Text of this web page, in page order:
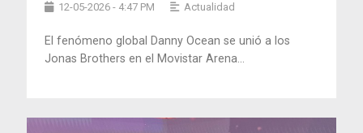
12-05-2026 - 4:47 PM Actualidad
El fenómeno global Danny Ocean se unió a los
Jonas Brothers en el Movistar Arena...